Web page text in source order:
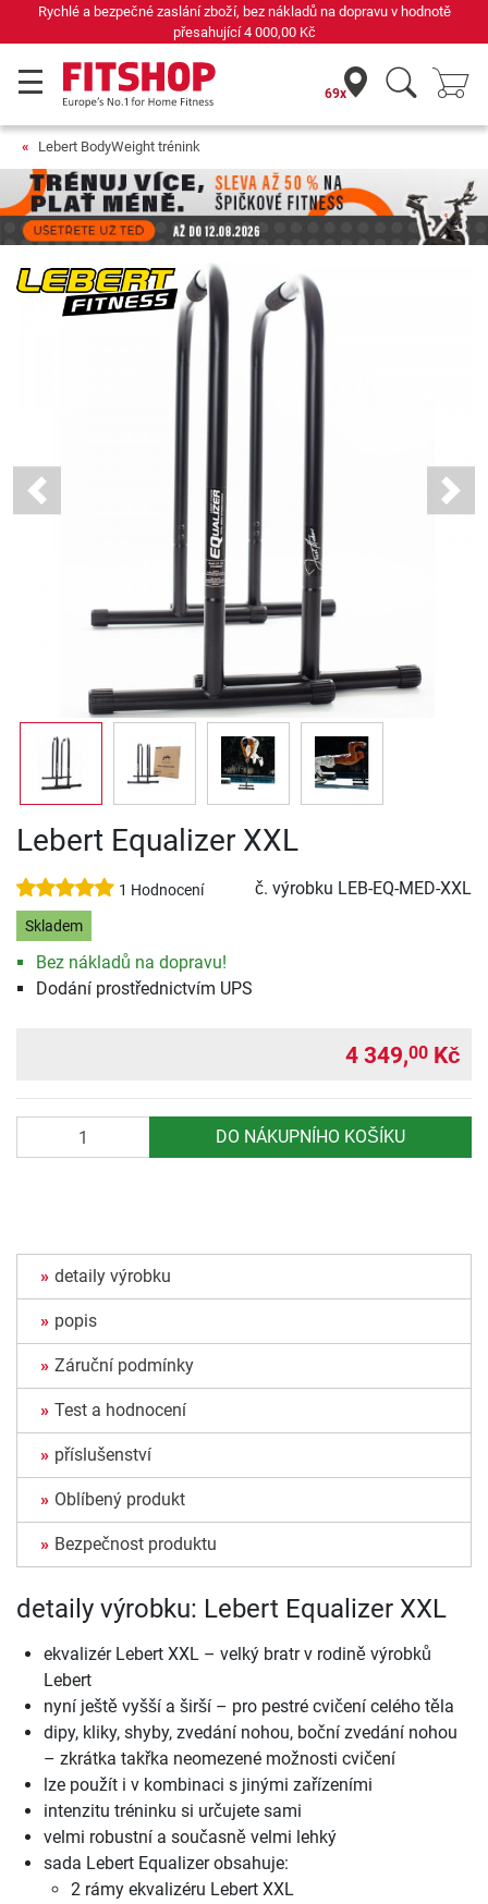
Rychlé a bezpečné zaslání zboží, bez nákladů na dopravu v hodnotě
přesahující4 000,00 Kč
69x
Lebert BodyWeight trénink
Previous Next
Lebert Equalizer XXL
1 Hodnocení č. výrobku LEB-EQ-MED-XXL
Skladem
Bez nákladů na dopravu!
Dodání prostřednictvím UPS
4 349,00 Kč
DO NÁKUPNÍHO KOŠÍKU
detaily výrobku
popis
Záruční podmínky
Test a hodnocení
příslušenství
Oblíbený produkt
Bezpečnost produktu
detaily výrobku: Lebert Equalizer XXL
ekvalizér Lebert XXL – velký bratr v rodině výrobků
Lebert
nyní ještě vyšší a širší – pro pestré cvičení celého těla
dipy, kliky, shyby, zvedání nohou, boční zvedání nohou
– zkrátka takřka neomezené možnosti cvičení
lze použít i v kombinaci s jinými zařízeními
intenzitu tréninku si určujete sami
velmi robustní a současně velmi lehký
sada Lebert Equalizer obsahuje:
2 rámy ekvalizéru Lebert XXL